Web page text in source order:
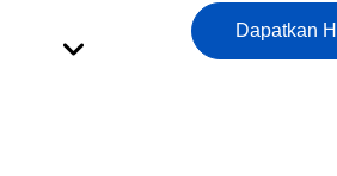
Dapatkan